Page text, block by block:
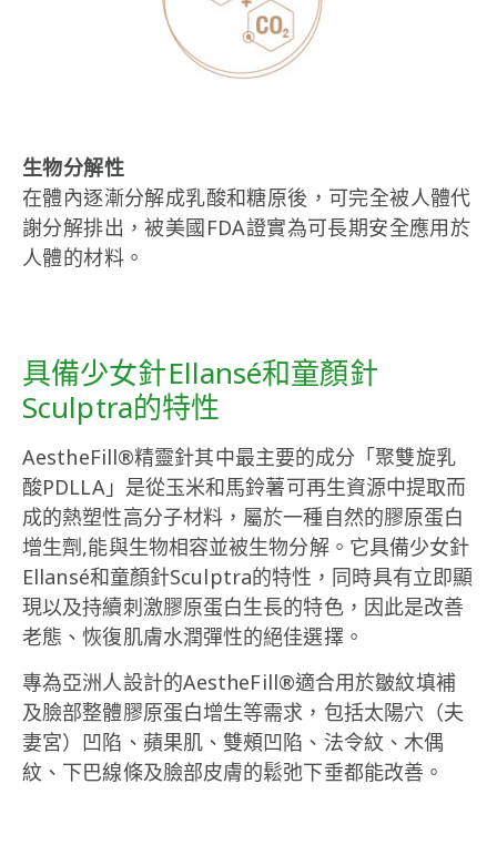
生物分解性
在體內逐漸分解成乳酸和糖原後，可完全被人體代
謝分解排出，被美國FDA證實為可長期安全應用於
人體的材料。
具備少女針Ellansé和童顏針
Sculptra的特性
AestheFill®精靈針其中最主要的成分「聚雙旋乳
酸PDLLA」是從玉米和馬鈴薯可再生資源中提取而
成的熱塑性高分子材料，屬於一種自然的膠原蛋白
增生劑,能與生物相容並被生物分解。它具備少女針
Ellansé和童顏針Sculptra的特性，同時具有立即顯
現以及持續刺激膠原蛋白生長的特色，因此是改善
老態、恢復肌膚水潤彈性的絕佳選擇。
專為亞洲人設計的AestheFill®適合用於皺紋填補
及臉部整體膠原蛋白增生等需求，包括太陽穴（夫
妻宮）凹陷、蘋果肌、雙頰凹陷、法令紋、木偶
紋、下巴線條及臉部皮膚的鬆弛下垂都能改善。